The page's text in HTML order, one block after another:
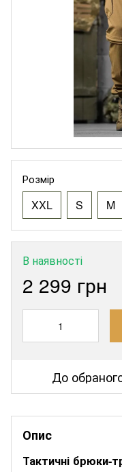
Розмір
XXL S M
В наявності
2 299 грн
До
Опис
Тактичні брюки-